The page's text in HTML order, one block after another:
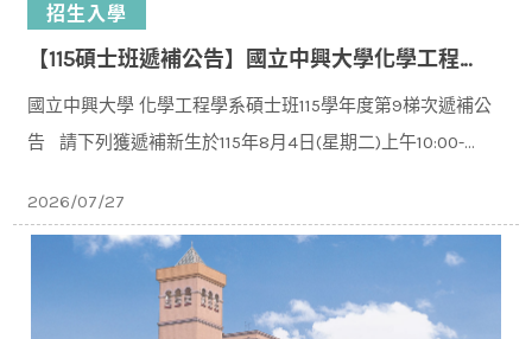
招生入學
【115碩士班遞補公告】國立中興大學化學工程學系碩士班115學年度入學第9梯次遞補公告
國立中興大學 化學工程學系碩士班115學年度第9梯次遞補公
告 請下列獲遞補新⽣於115年8⽉4⽇(星期二)上午10:00-
2026/07/27